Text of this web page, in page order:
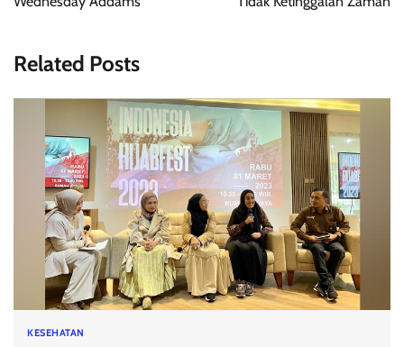
Related Posts
KESEHATAN